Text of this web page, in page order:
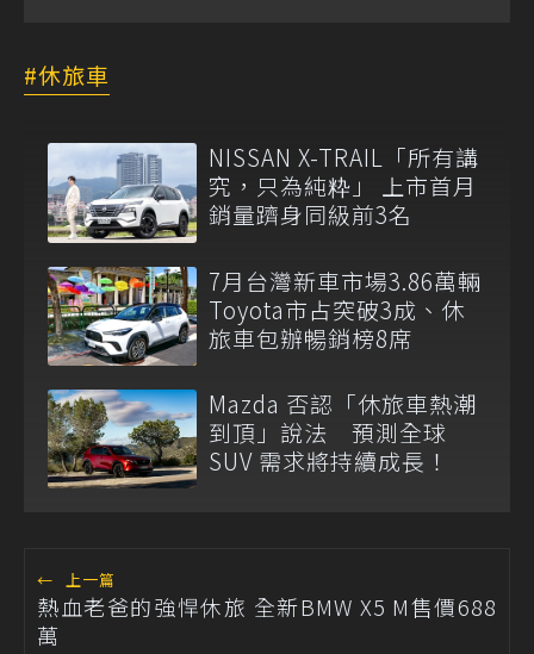
休旅車
NISSAN X-TRAIL「所有講
究，只為純粋」 上市首月
銷量躋身同級前3名
7月台灣新車市場3.86萬輛
Toyota市占突破3成、休
旅車包辦暢銷榜8席
Mazda 否認「休旅車熱潮
到頂」說法 預測全球
SUV 需求將持續成長！
← 上一篇
熱血老爸的強悍休旅 全新BMW X5 M售價688
萬